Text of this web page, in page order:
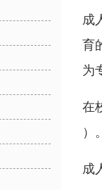
成
育
为
在
）
成